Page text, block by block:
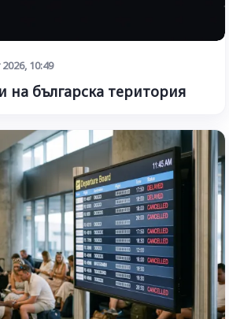
10:49
на българска територия